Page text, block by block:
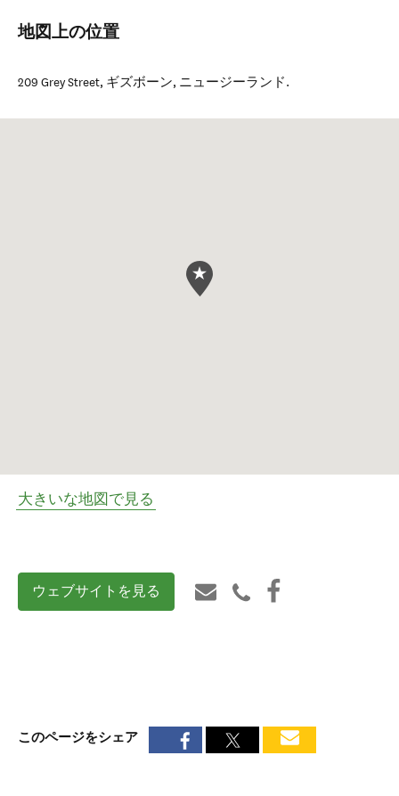
地図上の位置
209 Grey Street, ギズボーン, ニュージーランド.
大きいな地図で見る
ウェブサイトを見る
このページをシェア